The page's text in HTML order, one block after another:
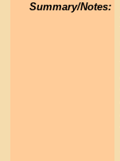
Summary/Notes: